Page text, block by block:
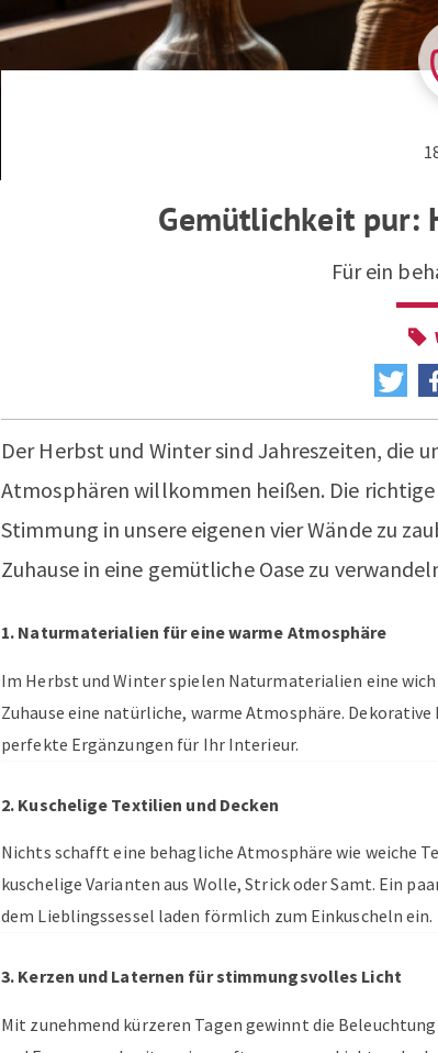
Gemütlichkeit pur:
Für ein
Der Herbst und Winter sind Jahreszeiten, die
Atmosphären willkommen heißen. Die
Stimmung in unsere eigenen vier Wände zu
Zuhause in eine gemütliche Oase zu
1. Naturmaterialien für eine warme Atmosphäre
Im Herbst und Winter spielen Naturmaterialien eine
Zuhause eine natürliche, warme Atmosphäre.
perfekte Ergänzungen für Ihr Interieur.
2. Kuschelige Textilien und Decken
Nichts schafft eine behagliche Atmosphäre wie weiche
kuschelige Varianten aus Wolle, Strick oder Samt. Ein
dem Lieblingssessel laden förmlich zum Einkuscheln ein.
3. Kerzen und Laternen für stimmungsvolles Licht
Mit zunehmend kürzeren Tagen gewinnt die
ZUM